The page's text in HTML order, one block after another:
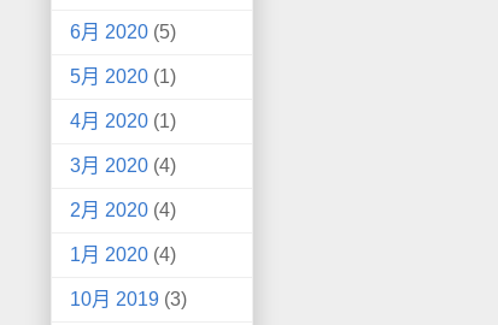
6月 2020 (5)
5月 2020 (1)
4月 2020 (1)
3月 2020 (4)
2月 2020 (4)
1月 2020 (4)
10月 2019 (3)